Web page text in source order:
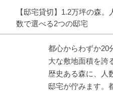
【邸宅貸切】1.2万坪の森。
数で選べる2つの邸宅
都心からわずか20
大な敷地面積を誇
歴史ある森に、人
邸宅が佇みます。